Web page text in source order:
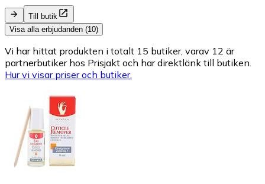
Till butik
Visa alla erbjudanden (10)
Vi har hittat produkten i totalt 15 butiker, varav 12 är
partnerbutiker hos Prisjakt och har direktlänk till butiken.
Hur vi visar priser och butiker.